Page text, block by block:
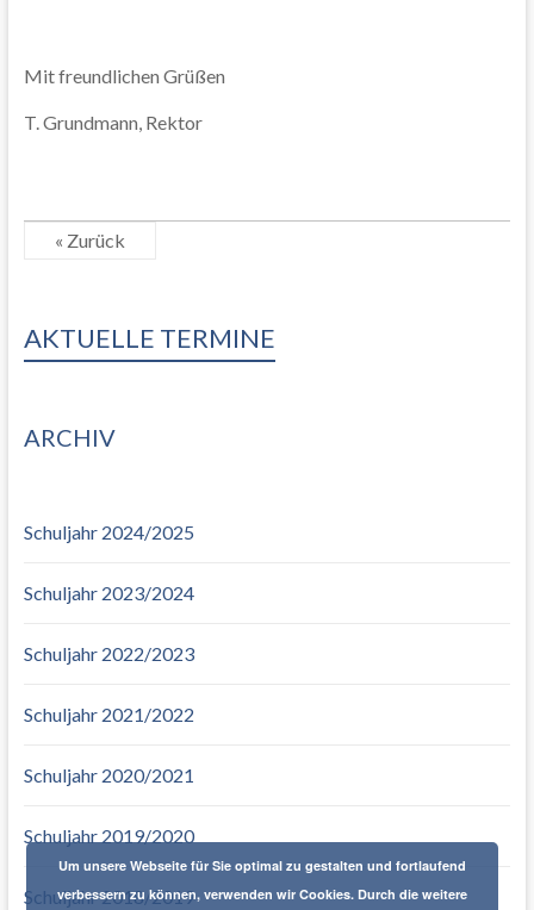
Mit freundlichen Grüßen
T. Grundmann, Rektor
« Zurück
AKTUELLE TERMINE
ARCHIV
Schuljahr 2024/2025
Schuljahr 2023/2024
Schuljahr 2022/2023
Schuljahr 2021/2022
Schuljahr 2020/2021
Schuljahr 2019/2020
Schuljahr 2018/2019
Um unsere Webseite für Sie optimal zu gestalten und fortlaufend
verbessern zu können, verwenden wir Cookies. Durch die weitere